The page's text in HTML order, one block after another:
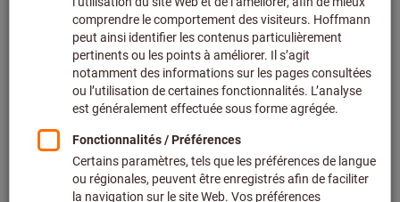
Cliquer pour agrandir l’image